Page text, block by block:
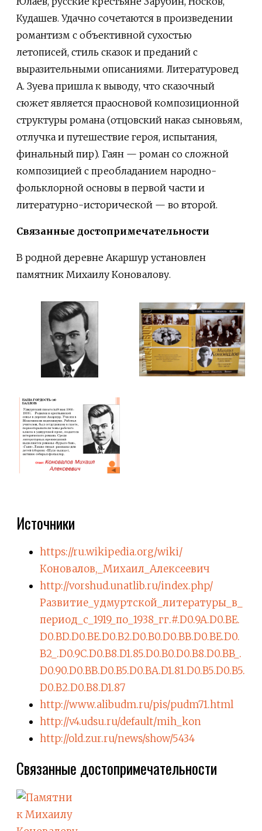
Кудашев. Удачно сочетаются в произведении
романтизм с объективной сухостью
летописей, стиль сказок и преданий с
выразительными описаниями. Литературовед
А. Зуева пришла к выводу, что сказочный
сюжет является праосновой композиционной
структуры романа (отцовский наказ сыновьям,
отлучка и путешествие героя, испытания,
финальный пир). Гаян — роман со сложной
композицией с преобладанием народно-
фольклорной основы в первой части и
литературно-исторической — во второй.
Связанные достопримечательности
В родной деревне Акаршур установлен
памятник Михаилу Коновалову.
Источники
https://ru.wikipedia.org/wiki/
Коновалов,_Михаил_Алексеевич
http://vorshud.unatlib.ru/index.php/
Развитие_удмуртской_литературы_в_
период_с_1919_по_1938_гг.#.D0.9A.D0.BE.
D0.BD.D0.BE.D0.B2.D0.B0.D0.BB.D0.BE.D0.
B2_.D0.9C.D0.B8.D1.85.D0.B0.D0.B8.D0.BB_.
D0.90.D0.BB.D0.B5.D0.BA.D1.81.D0.B5.D0.B5.
D0.B2.D0.B8.D1.87
http://www.alibudm.ru/pis/pudm71.html
http://v4.udsu.ru/default/mih_kon
http://old.zur.ru/news/show/5434
Связанные достопримечательности